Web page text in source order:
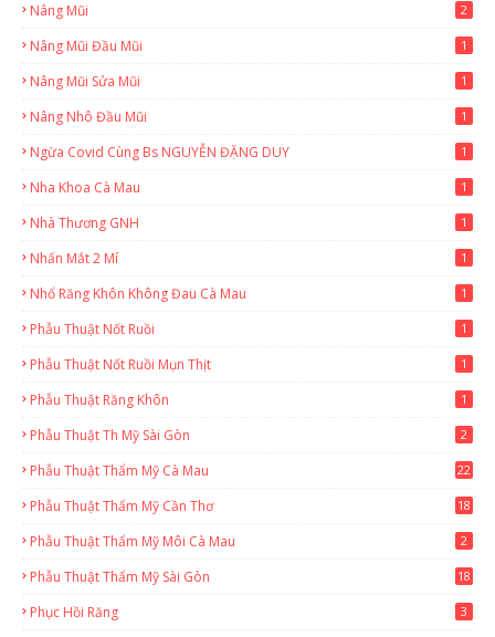
Nâng Mũi 2
Nâng Mũi Đầu Mũi 1
Nâng Mũi Sửa Mũi 1
Nâng Nhô Đầu Mũi 1
Ngừa Covid Cùng Bs NGUYỄN ĐẶNG DUY 1
Nha Khoa Cà Mau 1
Nhà Thương GNH 1
Nhấn Mắt 2 Mí 1
Nhổ Răng Khôn Không Đau Cà Mau 1
Phẫu Thuật Nốt Ruồi 1
Phẫu Thuật Nốt Ruồi Mụn Thịt 1
Phẫu Thuật Răng Khôn 1
Phẫu Thuật Th Mỹ Sài Gòn 2
Phẫu Thuật Thẩm Mỹ Cà Mau
22
Phẫu Thuật Thẩm Mỹ Cần Thơ
18
Phẫu Thuật Thẩm Mỹ Môi Cà Mau 2
Phẫu Thuật Thẩm Mỹ Sài Gòn
18
Phục Hồi Răng 3